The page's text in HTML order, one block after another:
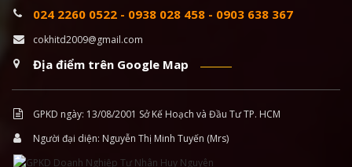
024 2260 0522 - 0938 028 458 - 0903 638 367
cokhitd2009@gmail.com
Địa điểm trên Google Map
GPKD ngày: 13/08/2001 Sở Kế Hoạch và Đầu Tư TP. HCM
Người đại diện: Nguyễn Thị Minh Tuyến (Mrs)